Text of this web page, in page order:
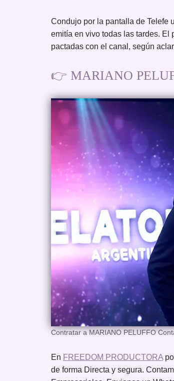
Condujo por la pantalla de Telefe
emitía en vivo todas las tardes.
pactadas con el canal, según
👉 MARIANO
Contratar a MARIANO PELUFFO
En FREEDOM PRODUCTORA
de forma Directa y segura.